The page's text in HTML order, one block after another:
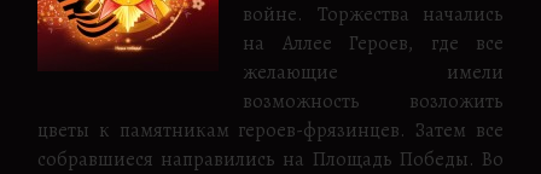
войне. Торжества начались
на Аллее Героев, где все
желающие имели
возможность возложить
цветы к памятникам героев-фрязинцев. Затем все
собравшиеся направились на Площадь Победы. Во